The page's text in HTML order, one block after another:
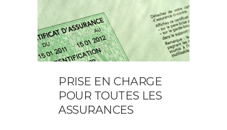
PRISE EN CHARGE
POUR TOUTES LES
ASSURANCES